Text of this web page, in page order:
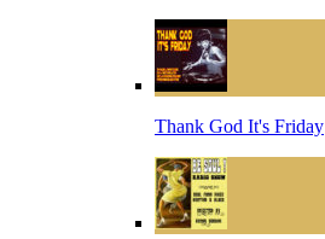
Thank God It's Friday